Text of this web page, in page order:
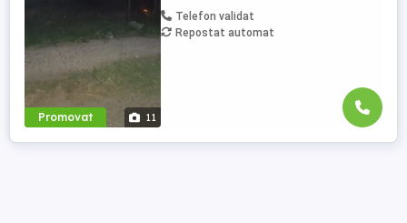
Promovat 11
Telefon validat
Repostat automat